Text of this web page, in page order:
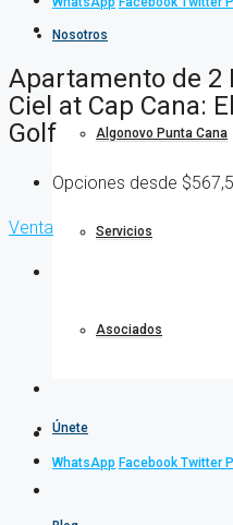
Nosotros
Algonovo Punta Cana
Servicios
Asociados
Únete
Apartamento de 2
Ciel at Cap Cana:
Golf
Opciones desde
Venta
WhatsApp Facebook Twitter